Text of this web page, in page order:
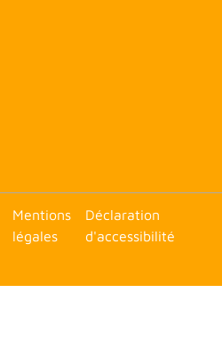
<none>
Mentions
légales
Déclaration
d'accessibilité